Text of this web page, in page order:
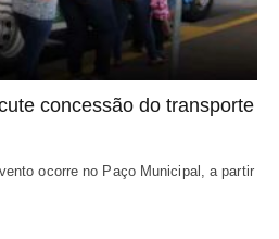
concessão do transporte
ocorre no Paço Municipal, a partir